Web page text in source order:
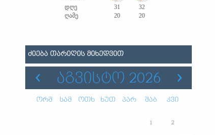
დღე
31
32
ღამე
20 20
ᲫᲘᲔᲑᲐ ᲗᲐᲠᲘᲦᲘᲡ ᲛᲘᲮᲔᲓᲕᲘᲗ
ᲐᲒᲕᲘᲡᲢᲝ 2026
ორშ სამ ოთხ ხუთ პარ შაბ კვი
1 2